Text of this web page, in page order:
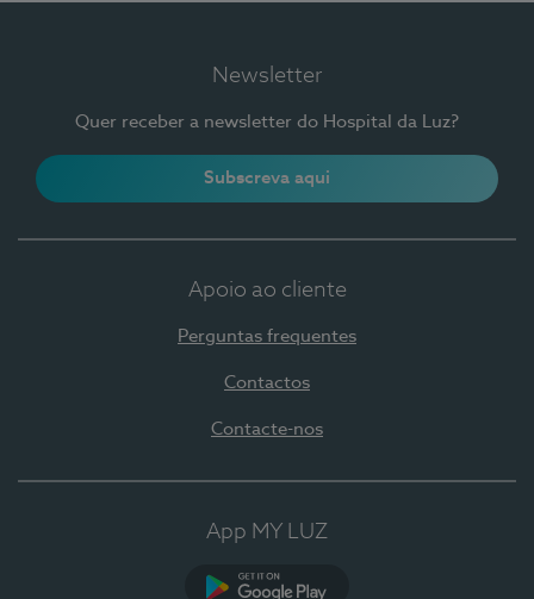
Newsletter
Quer receber a newsletter do Hospital da Luz?
Subscreva aqui
Apoio ao cliente
Perguntas frequentes
Contactos
Contacte-nos
App MY LUZ